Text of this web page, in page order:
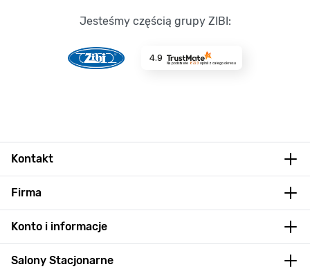
Jesteśmy częścią grupy ZIBI:
4.9
Na podstawie 8723 opinii z całego okresu
Kontakt
Firma
Konto i informacje
Salony Stacjonarne